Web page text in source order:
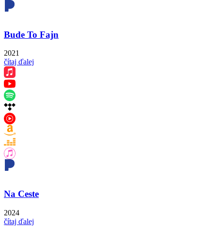
Bude To Fajn
2021
čítaj ďalej
Na Ceste
2024
čítaj ďalej